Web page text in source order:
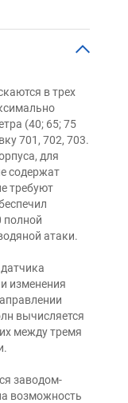
в трех
(40; 65; 75
701, 702, 703.
для
содержат
требуют
полной
атаки.
изменения
вычисляется
между тремя
заводом-
возможность